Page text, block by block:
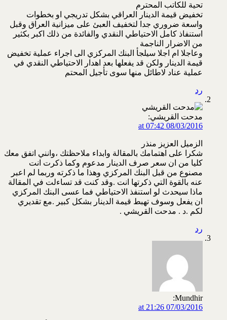
تحية للكاتب المحترم
تخفيض قيمة الدينار العراقي بشكل تدريجي او بخطوات
واسعة ضروري جدا لتخفيف العبئ على ميزانية العراق وقبل
استنفاذ كامل الاحتياطي النقدي والفائدة من ذلك اكبر بكثير
من الاضرار الناجمة
وعاجلا ام اجلا سيلجأ البنك المركزي الى اجراء عملية تخفيض
قيمة الدينار ولكن قد يفعلها بعد اهدار الاحتياطي النقدي في
عملية عناد لاطائل منها سوى تأجيل المحتم
رد
مدحت القريشي:
08/03/2016 at 07:42
الزميل العزيز منذر
شكرا على اهتمامك بالمقالة وابداء ملاحظتك ،وانني اتفق معك
كليا من ان سعر صرف الدينار مدعوم وكما ذكرت انت
مصنوع من قبل البنك المركزي وهذا ما ذكرته وربما لم اعبر
عنه بالقوة التي ذكرتها انت .وقد كنت قد تساءلت في المقالة
ماذا سيحدث لو استنفذ الاحتياطي فما عسى البنك المركزي
ان يفعل وسوف تهبط قيمة الدينار بشكل كبير .مع تقديري
لكم .د . مدحت القريشي .
رد
Mundhir:
07/03/2016 at 21:26